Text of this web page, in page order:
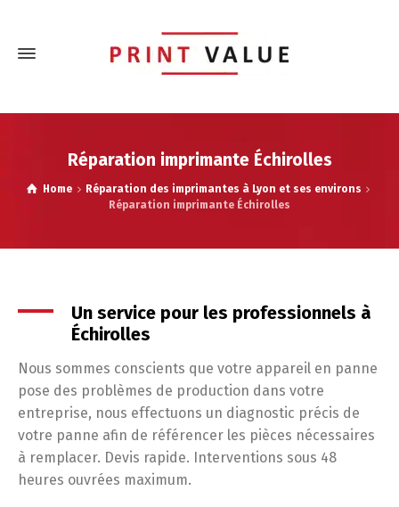
Réparation imprimante Échirolles
Home
Réparation des imprimantes à Lyon et ses environs
Réparation imprimante Échirolles
Un service pour les professionnels à
Échirolles
Nous sommes conscients que votre appareil en panne
pose des problèmes de production dans votre
entreprise, nous effectuons un diagnostic précis de
votre panne afin de référencer les pièces nécessaires
à remplacer. Devis rapide. Interventions sous 48
heures ouvrées maximum.